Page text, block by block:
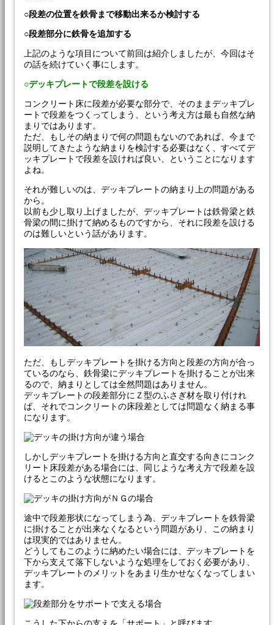
○段差の位置を鉄骨まで移動出来るか検討する
○段差部分に鉄骨を追加する
上記のような項目について前回は紹介しましたが、今回はそ
の話を続けていく事にします。
○デッキプレートで段差を設ける
コンクリート床に段差が必要な部分で、そのままデッキプレ
ートで段差をつくってしまう、という考え方は最も自然な納
まりではあります。
ただ、もしその納まりで何の問題もないのであれば、今まで
説明してきたような納まりを検討する必要はなく、すべてデ
ッキプレートで段差を設ければ良い、ということになります
よね。
それが難しいのは、デッキプレートの納まり上の問題がある
から。
以前も少し取り上げましたが、デッキプレートは鉄骨梁と鉄
骨梁の間に掛けて納めるものですから、それに段差を設ける
のは難しいという話があります。
ただ、もしデッキプレートを掛ける方向と段差の方向が合っ
ているのなら、鉄骨梁にデッキプレートを掛けることが出来
るので、納まりとしては全然問題はありません。
デッキプレートの段差部分にＺ型のふさぎ材を取り付けれ
ば、それでコンクリートの床段差としては問題なく納まる事
になります。
しかしデッキプレートを掛ける方向と直交する向きにコンク
リート床段差がある場合には、同じような考え方で段差を設
けるとこのような状態になります。
途中で段差形状になってしまう為、デッキプレートを鉄骨梁
に掛けることが出来なくなるという問題があり、この納まり
は現実的ではありません。
どうしてもこのように納めたい場合には、デッキプレートを
下から支えて落下しないような処理をしておく必要があり、
デッキプレートのメリットをあまり生かせなくなってしまい
ます。